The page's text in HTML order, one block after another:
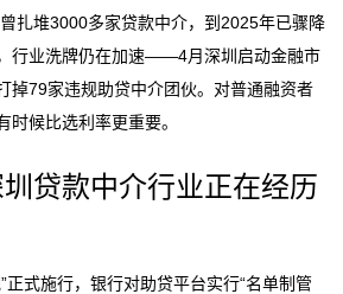
扎堆3000多家贷款中介，到2025年已骤降
行业洗牌仍在加速——4月深圳启动金融市
掉79家违规助贷中介团伙。对普通融资者
时候比选利率更重要。
贷款中介行业正在经历
正式施行，银行对助贷平台实行“名单制管